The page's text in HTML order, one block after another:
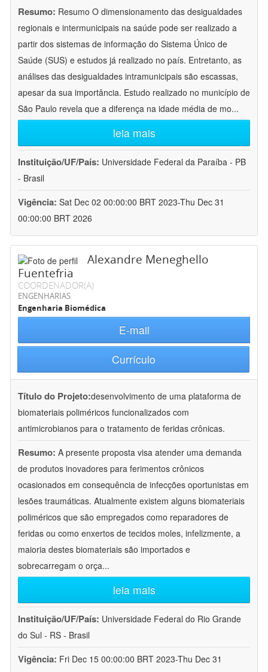
Resumo: Resumo O dimensionamento das desigualdades
regionais e intermunicipais na saúde pode ser realizado a
partir dos sistemas de informação do Sistema Único de
Saúde (SUS) e estudos já realizado no país. Entretanto, as
análises das desigualdades intramunicipais são escassas,
apesar da sua importância. Estudo realizado no município de
São Paulo revela que a diferença na idade média de mo...
leia mais
Instituição/UF/País: Universidade Federal da Paraíba - PB
- Brasil
Vigência: Sat Dec 02 00:00:00 BRT 2023-Thu Dec 31
00:00:00 BRT 2026
Alexandre Meneghello
Fuentefria
COORDENADOR(A)
ENGENHARIAS
Engenharia Biomédica
E-mail
Currículo
Título do Projeto:desenvolvimento de uma plataforma de
biomateriais poliméricos funcionalizados com
antimicrobianos para o tratamento de feridas crônicas.
Resumo: A presente proposta visa atender uma demanda
de produtos inovadores para ferimentos crônicos
ocasionados em consequência de infecções oportunistas em
lesões traumáticas. Atualmente existem alguns biomateriais
poliméricos que são empregados como reparadores de
feridas ou como enxertos de tecidos moles, infelizmente, a
maioria destes biomateriais são importados e
sobrecarregam o orça...
leia mais
Instituição/UF/País: Universidade Federal do Rio Grande
do Sul - RS - Brasil
Vigência: Fri Dec 15 00:00:00 BRT 2023-Thu Dec 31